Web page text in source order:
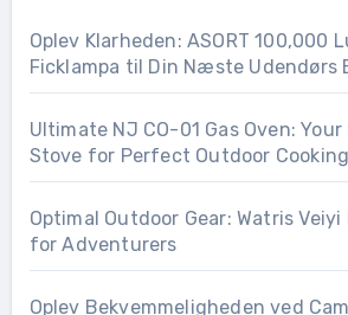
Oplev Klarheden: ASORT 100,000
Ficklampa til Din Næste Udendørs
Ultimate NJ CO-01 Gas Oven: Your
Stove for Perfect Outdoor
Optimal Outdoor Gear: Watris Veiyi
for Adventurers
Oplev Bekvemmeligheden ved